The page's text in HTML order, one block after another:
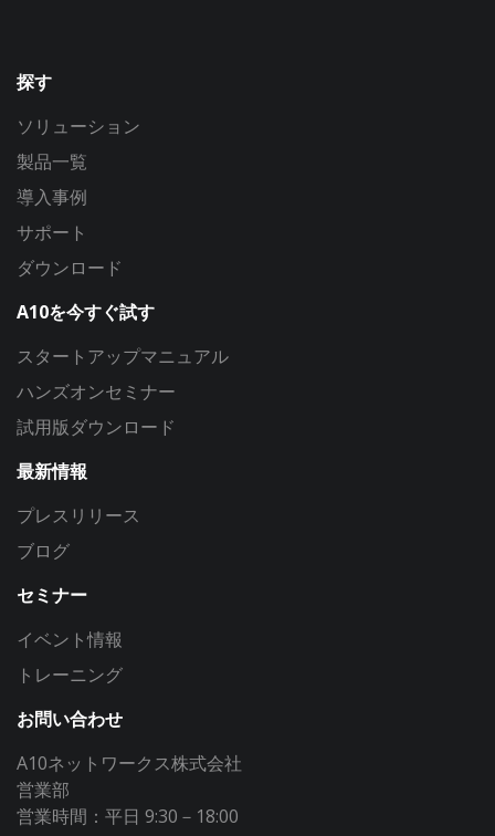
探す
ソリューション
製品一覧
導入事例
サポート
ダウンロード
A10を今すぐ試す
スタートアップマニュアル
ハンズオンセミナー
試用版ダウンロード
最新情報
プレスリリース
ブログ
セミナー
イベント情報
トレーニング
お問い合わせ
A10ネットワークス株式会社
営業部
営業時間：平日 9:30－18:00